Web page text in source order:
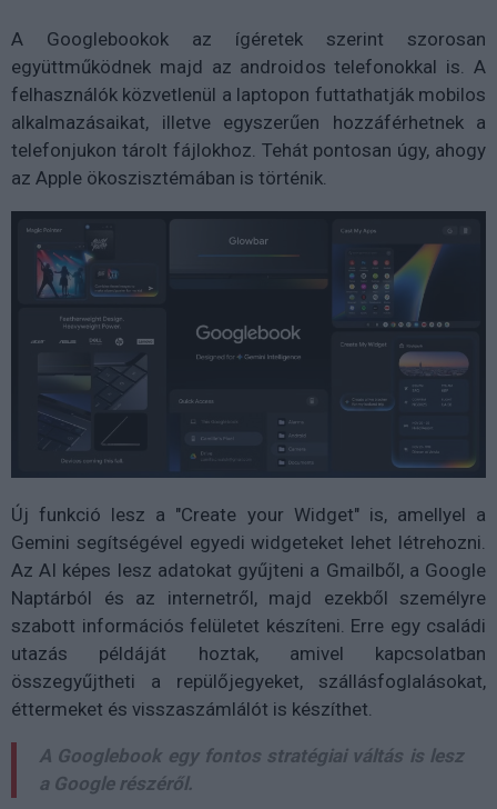
A Googlebookok az ígéretek szerint szorosan
együttműködnek majd az androidos telefonokkal is. A
felhasználók közvetlenül a laptopon futtathatják mobilos
alkalmazásaikat, illetve egyszerűen hozzáférhetnek a
telefonjukon tárolt fájlokhoz. Tehát pontosan úgy, ahogy
az Apple ökoszisztémában is történik.
Új funkció lesz a "Create your Widget" is, amellyel a
Gemini segítségével egyedi widgeteket lehet létrehozni.
Az AI képes lesz adatokat gyűjteni a Gmailből, a Google
Naptárból és az internetről, majd ezekből személyre
szabott információs felületet készíteni. Erre egy családi
utazás példáját hoztak, amivel kapcsolatban
összegyűjtheti a repülőjegyeket, szállásfoglalásokat,
éttermeket és visszaszámlálót is készíthet.
A Googlebook egy fontos stratégiai váltás is lesz
a Google részéről.